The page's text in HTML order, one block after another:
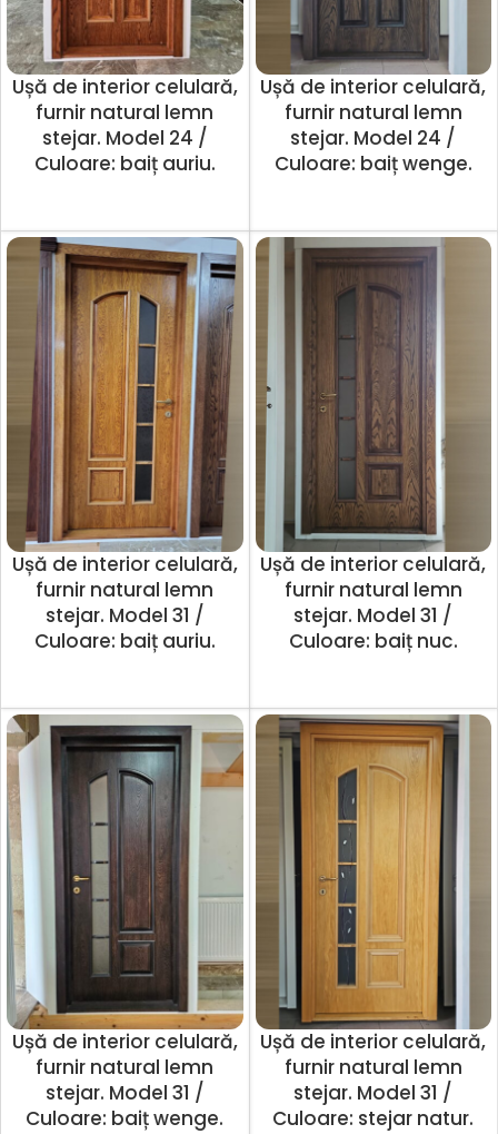
Ușă de interior celulară,
furnir natural lemn
stejar. Model 24 /
Culoare: baiț auriu.
Ușă de interior celulară,
furnir natural lemn
stejar. Model 24 /
Culoare: baiț wenge.
Ușă de interior celulară,
furnir natural lemn
stejar. Model 31 /
Culoare: baiț auriu.
Ușă de interior celulară,
furnir natural lemn
stejar. Model 31 /
Culoare: baiț nuc.
Ușă de interior celulară,
furnir natural lemn
stejar. Model 31 /
Culoare: baiț wenge.
Ușă de interior celulară,
furnir natural lemn
stejar. Model 31 /
Culoare: stejar natur.